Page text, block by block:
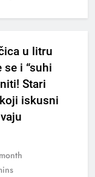
u litru
se i “suhi
Stari
iskusni